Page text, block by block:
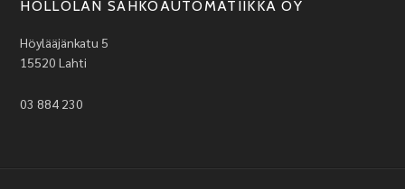
HOLLOLAN SÄHKÖAUTOMATIIKKA OY
Höylääjänkatu 5
15520 Lahti
03 884 230